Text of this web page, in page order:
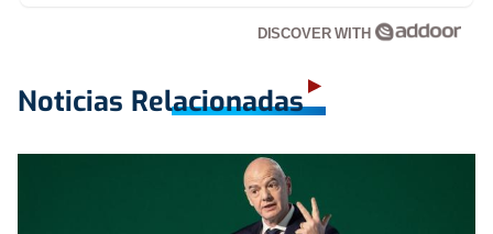
DISCOVER WITH
Noticias Relacionadas